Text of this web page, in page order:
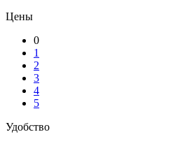
Цены
0
1
2
3
4
5
Удобство